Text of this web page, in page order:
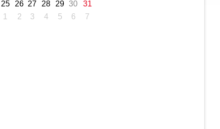
25
26 27 28 29 30
31
1
2 3 4 5 6 7